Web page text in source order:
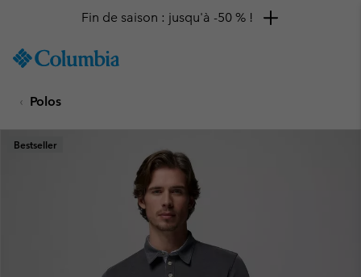
TO
SKIP
MAIN
NAV
Fin de saison : jusqu'à -50 % !
Polos
Bestseller